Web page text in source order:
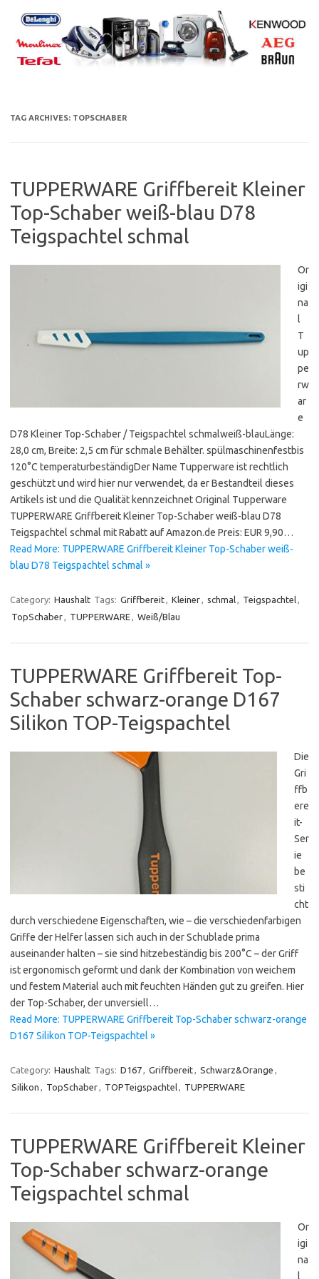
content
TAG ARCHIVES: TOPSCHABER
TUPPERWARE Griffbereit Kleiner
Top-Schaber weiß-blau D78
Teigspachtel schmal
Or
igi
na
l
T
up
pe
rw
ar
e
D78 Kleiner Top-Schaber / Teigspachtel schmalweiß-blauLänge:
28,0 cm, Breite: 2,5 cm für schmale Behälter. spülmaschinenfestbis
120°C temperaturbeständigDer Name Tupperware ist rechtlich
geschützt und wird hier nur verwendet, da er Bestandteil dieses
Artikels ist und die Qualität kennzeichnet Original Tupperware
TUPPERWARE Griffbereit Kleiner Top-Schaber weiß-blau D78
Teigspachtel schmal mit Rabatt auf Amazon.de Preis: EUR 9,90…
Read More: TUPPERWARE Griffbereit Kleiner Top-Schaber weiß-
blau D78 Teigspachtel schmal »
Category: Haushalt Tags: Griffbereit, Kleiner, schmal, Teigspachtel,
TopSchaber, TUPPERWARE, Weiß/Blau
TUPPERWARE Griffbereit Top-
Schaber schwarz-orange D167
Silikon TOP-Teigspachtel
Die
Gri
ffb
ere
it-
Ser
ie
be
sti
cht
durch verschiedene Eigenschaften, wie – die verschiedenfarbigen
Griffe der Helfer lassen sich auch in der Schublade prima
auseinander halten – sie sind hitzebeständig bis 200°C – der Griff
ist ergonomisch geformt und dank der Kombination von weichem
und festem Material auch mit feuchten Händen gut zu greifen. Hier
der Top-Schaber, der unversiell…
Read More: TUPPERWARE Griffbereit Top-Schaber schwarz-orange
D167 Silikon TOP-Teigspachtel »
Category: Haushalt Tags: D167, Griffbereit, Schwarz&Orange ,
Silikon , TopSchaber, TOPTeigspachtel, TUPPERWARE
TUPPERWARE Griffbereit Kleiner
Top-Schaber schwarz-orange
Teigspachtel schmal
Or
igi
na
l